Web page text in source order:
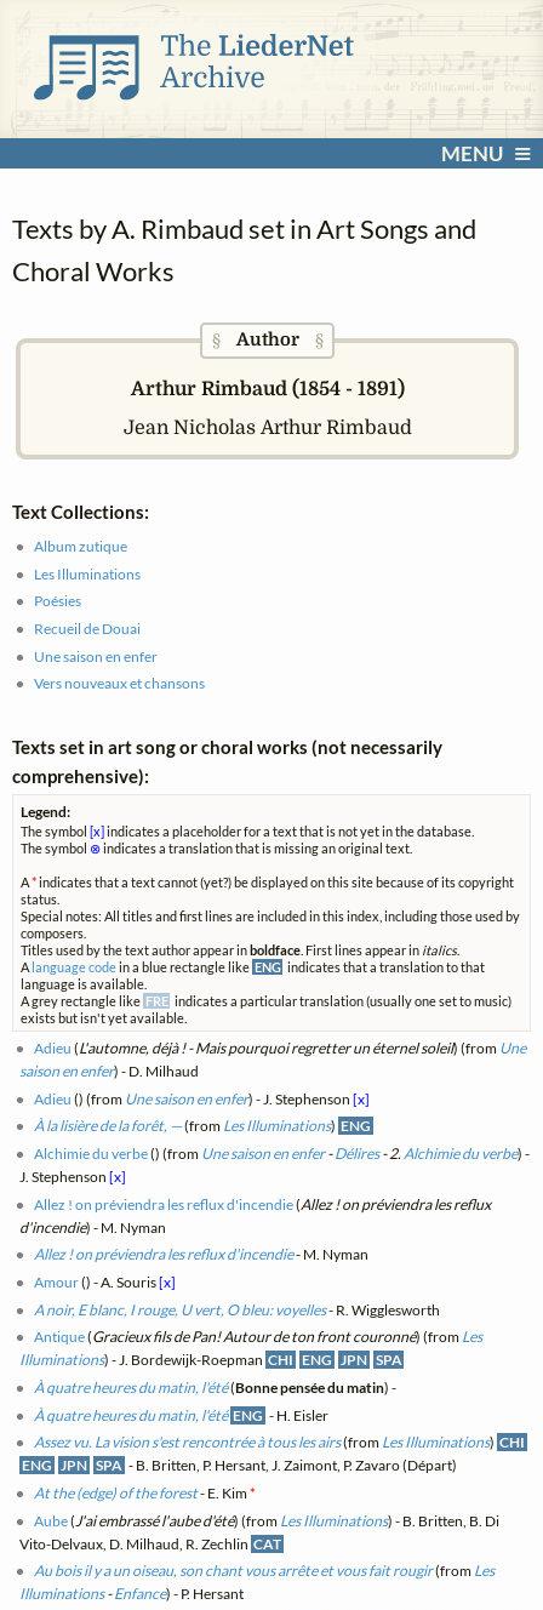
MENU
Texts by A. Rimbaud set in Art Songs and
Choral Works
§ Author§
Arthur Rimbaud (1854 - 1891)
Jean Nicholas Arthur Rimbaud
Text Collections:
Album zutique
Les Illuminations
Poésies
Recueil de Douai
Une saison en enfer
Vers nouveaux et chansons
Texts set in art song or choral works (not necessarily
comprehensive):
Legend:
The symbol[x]indicates a placeholder for a text that is not yet in the database.
The symbol ⊗indicates a translation that is missing an original text.
A*indicates that a text cannot (yet?) be displayed on this site because of its copyright
status.
Special notes: All titles and first lines are included in this index, including those used by
composers.
Titles used by the text author appear inboldface . First lines appear in italics.
A language codein a blue rectangle like ENG indicates that a translation to that
language is available.
A grey rectangle like FRE indicates a particular translation (usually one set to music)
exists but isn't yet available.
Adieu (L'automne, déjà ! - Mais pourquoi regretter un éternel soleil) (from Une
saison en enfer) - D. Milhaud
Adieu () (from Une saison en enfer) - J. Stephenson[x]
À la lisière de la forêt, —(from Les Illuminations) ENG
Alchimie du verbe() (from Une saison en enfer-Délires- 2.Alchimie du verbe) -
J. Stephenson[x]
Allez ! on préviendra les reflux d'incendie(Allez ! on préviendra les reflux
d'incendie) - M. Nyman
Allez ! on préviendra les reflux d'incendie- M. Nyman
Amour() - A. Souris[x]
A noir, E blanc, I rouge, U vert, O bleu: voyelles- R. Wigglesworth
Antique(Gracieux fils de Pan! Autour de ton front couronné) (from Les
Illuminations) - J. Bordewijk-Roepman CHI ENG JPN SPA
À quatre heures du matin, l'été(Bonne pensée du matin) -
À quatre heures du matin, l'été ENG - H. Eisler
Assez vu. La vision s'est rencontrée à tous les airs(from Les Illuminations) CHI
ENG JPN SPA - B. Britten, P. Hersant, J. Zaimont, P. Zavaro (Départ)
At the (edge) of the forest- E. Kim*
Aube( J'ai embrassé l'aube d'été) (from Les Illuminations) - B. Britten, B. Di
Vito-Delvaux, D. Milhaud, R. Zechlin CAT
Au bois il y a un oiseau, son chant vous arrête et vous fait rougir(from Les
Illuminations-Enfance) - P. Hersant